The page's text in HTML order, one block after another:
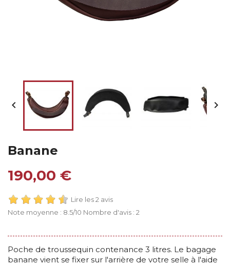
 
Banane
190,00 €
Lire les 2 avis
Note moyenne : 8.5/10 Nombre d'avis : 2
Poche de troussequin contenance 3 litres. Le bagage
banane vient se fixer sur l'arrière de votre selle à l'aide